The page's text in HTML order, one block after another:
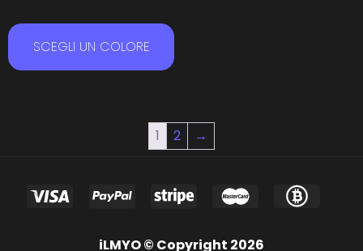
SCEGLI UN COLORE
1 2 →
iLMYO © Copyright 2026